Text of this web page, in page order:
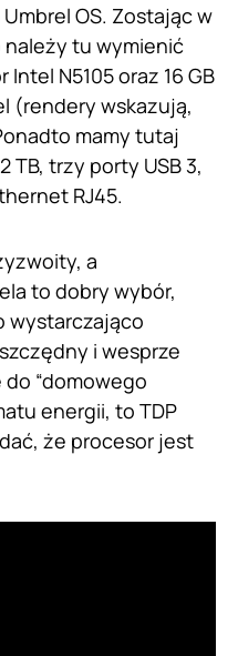
OS. Zostając w
tu wymienić
N5105 oraz 16 GB
(rendery wskazują,
mamy tutaj
TB, trzy porty USB 3,
RJ45.
a
to dobry wybór,
wystarczająco
i wesprze
“domowego
energii, to TDP
że procesor jest